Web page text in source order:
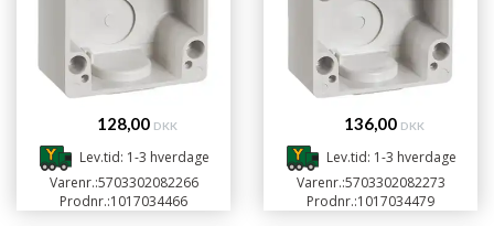
128,00 DKK
Lev.tid: 1-3 hverdage
Varenr.:5703302082266
Prodnr.:1017034466
136,00 DKK
Lev.tid: 1-3 hverdage
Varenr.:5703302082273
Prodnr.:1017034479